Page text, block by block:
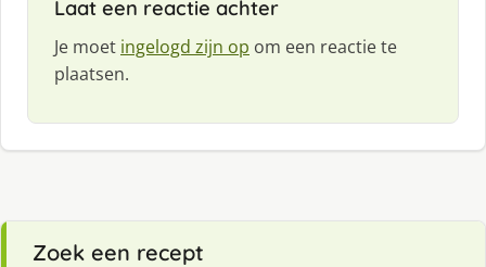
Laat een reactie achter
Je moet ingelogd zijn op om een reactie te
plaatsen.
Zoek een recept